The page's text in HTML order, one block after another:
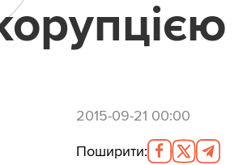
2015-09-21 00:00
Поширити: